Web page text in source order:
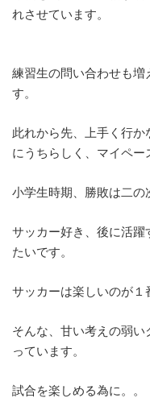
れさせています。
練習生の問い合わせも増
す。
此れから先、上手く行
にうちらしく、マイペー
小学生時期、勝敗は二の
サッカー好き、後に活躍
たいです。
サッカーは楽しいのが１
そんな、甘い考えの弱
っています。
試合を楽しめる為に。。